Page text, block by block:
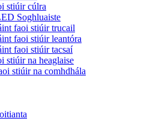
stiúir cúlra
Soghluaiste
faoi stiúir trucail
faoi stiúir leantóra
faoi stiúir tacsaí
stiúir na heaglaise
stiúir na comhdhála